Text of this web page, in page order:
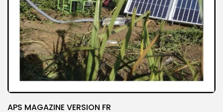
APS MAGAZINE VERSION FR